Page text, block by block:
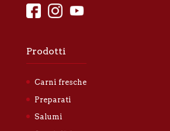
Prodotti
Carni fresche
Preparati
Salumi